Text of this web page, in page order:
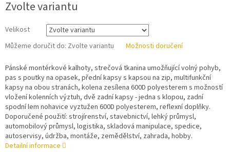
Zvolte variantu
Velikost
Můžeme doručit do: Zvolte variantu Možnosti doručení
Pánské montérkové kalhoty, strečová tkanina umožňující volný pohyb,
pas s poutky na opasek, přední kapsy s kapsou na zip, multifunkční
kapsy na obou stranách, kolena zesílena 600D polyesterem s možností
vložení kolenních výztuh, dvě zadní kapsy - jedna s klopou, zadní
spodní lem nohavice vyztužen 600D polyesterem, reflexní doplňky.
Doporučené použití: strojírenství, stavebnictví, lehký průmysl,
automobilový průmysl, logistika, skladová manipulace, spedice,
autoservisy, údržba, montáže, zemědělství, zahrada, hobby.
Detailní informace